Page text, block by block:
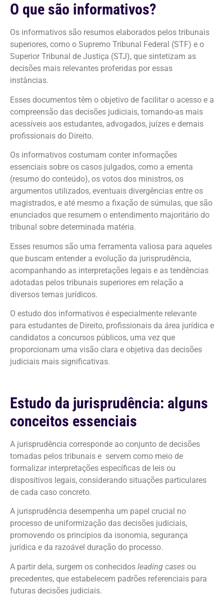
O que são informativos?
Os informativos são resumos elaborados pelos tribunais
superiores, como o Supremo Tribunal Federal (STF) e o
Superior Tribunal de Justiça (STJ), que sintetizam as
decisões mais relevantes proferidas por essas
instâncias.
Esses documentos têm o objetivo de facilitar o acesso e a
compreensão das decisões judiciais, tornando-as mais
acessíveis aos estudantes, advogados, juízes e demais
profissionais do Direito.
Os informativos costumam conter informações
essenciais sobre os casos julgados, como a ementa
(resumo do conteúdo), os votos dos ministros, os
argumentos utilizados, eventuais divergências entre os
magistrados, e até mesmo a fixação de súmulas, que são
enunciados que resumem o entendimento majoritário do
tribunal sobre determinada matéria.
Esses resumos são uma ferramenta valiosa para aqueles
que buscam entender a evolução da jurisprudência,
acompanhando as interpretações legais e as tendências
adotadas pelos tribunais superiores em relação a
diversos temas jurídicos.
O estudo dos informativos é especialmente relevante
para estudantes de Direito, profissionais da área jurídica e
candidatos a concursos públicos, uma vez que
proporcionam uma visão clara e objetiva das decisões
judiciais mais significativas.
Estudo da jurisprudência: alguns
conceitos essenciais
A jurisprudência corresponde ao conjunto de decisões
tomadas pelos tribunais e servem como meio de
formalizar interpretações específicas de leis ou
dispositivos legais, considerando situações particulares
de cada caso concreto.
A jurisprudência desempenha um papel crucial no
processo de uniformização das decisões judiciais,
promovendo os princípios da isonomia, segurança
jurídica e da razoável duração do processo.
A partir dela, surgem os conhecidos leading cases ou
precedentes, que estabelecem padrões referenciais para
futuras decisões judiciais.